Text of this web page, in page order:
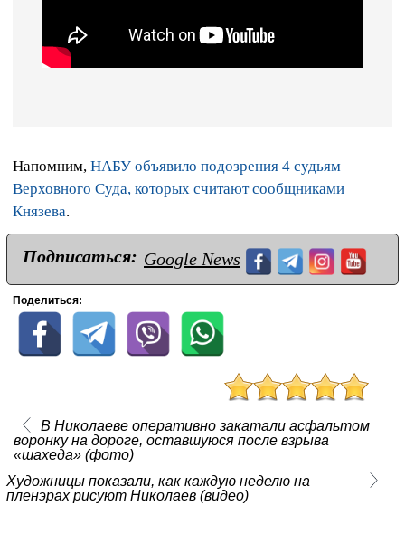
Напомним, НАБУ объявило подозрения 4 судьям
Верховного Суда, которых считают сообщниками
Князева.
Подписаться: Google News
Поделиться:
В Николаеве оперативно закатали асфальтом
воронку на дороге, оставшуюся после взрыва
«шахеда» (фото)
Художницы показали, как каждую неделю на
пленэрах рисуют Николаев (видео)